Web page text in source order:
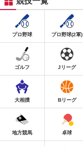
プロ野球 プロ野球(2軍)
ゴルフ Jリーグ
大相撲 Bリーグ
地方競馬 卓球